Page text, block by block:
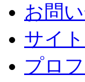
お問
サイ
プロ